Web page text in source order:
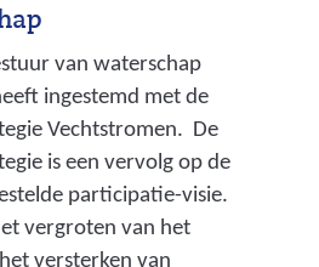
n
c
l
u
s
van waterschap
ingestemd met de
Vechtstromen. De
is een vervolg op de
participatie-visie.
vergroten van het
versterken van